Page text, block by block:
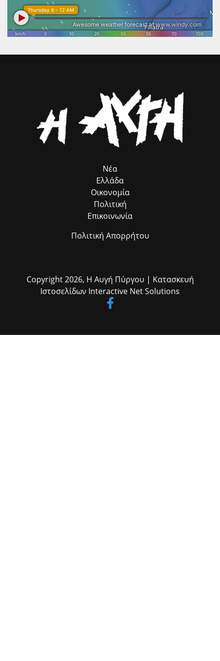
ROMACT στην Ελλάδα κ. Γιώργο Τσιάκαλο, για την καταλυτική
συμβολή του προγράμματος, που λειτουργεί ως πολύτιμος
σύμβουλος προσέλκυσης πόρων, χωρίς να επιβαρύνει ούτε με ένα
ευρώ τον Δήμο μας. Παράλληλα, εκφράζω τις θερμές μου ευχαριστίες
στον αρμόδιο Αντιδήμαρχο κ. Ηλία Ευσταθόπουλο για τον
Ανδριοπούλου, καθώς και τον άμισθο σύμβουλό μου για θέματα
αρχής να καθιερώσει την έκθεση βιβλίου κάθε χρόνο και να τη
βελτιώσει, τονίζοντας ότι το βιβλίο ανοίγει τους ορίζοντες της
σκέψης, αποτελώντας την καλύτερη διέξοδο, ιδίως για τους νέους.
Νέα
Ελλάδα
Οικονομία
Πολιτική
Επικοινωνία
Πολιτική Απορρήτου
Copyright 2026, Η Αυγή Πύργου | Κατασκευή
Ιστοσελίδων Interactive Net Solutions